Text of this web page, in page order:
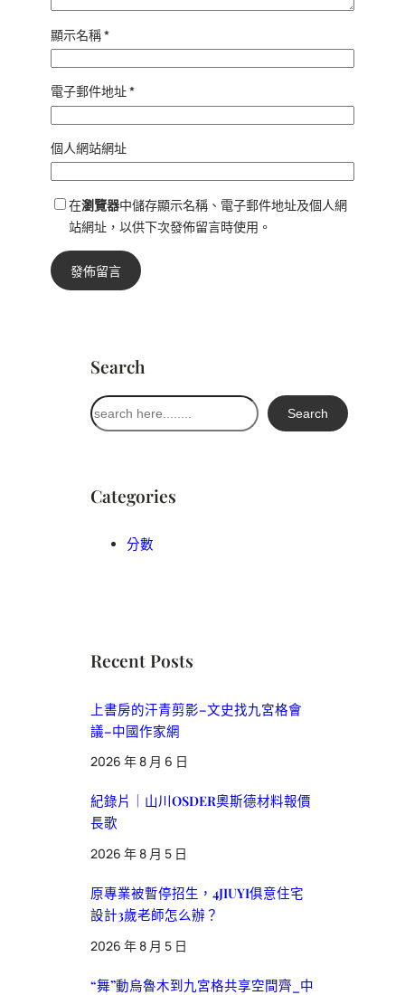
顯示名稱*
電子郵件地址*
個人網站網址
在瀏覽器中儲存顯示名稱、電子郵件地址及個人網
站網址，以供下次發佈留言時使用。
Search
搜
尋
Search
Categories
分數
Recent Posts
上書房的汗青剪影–文史找九宮格會
議–中國作家網
2026 年 8 月 6 日
紀錄片｜山川OSDER奧斯德材料報價
長歌
2026 年 8 月 5 日
原專業被暫停招生，4JIUYI俱意住宅
設計3歲老師怎么辦？
2026 年 8 月 5 日
“舞”動烏魯木到九宮格共享空間齊_中